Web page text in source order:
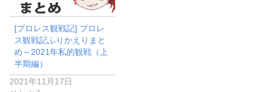
[プロレス観戦記] プロレ
ス観戦記ふりかえりまと
め～2021年私的観戦（上
半期編）
2021年11月17日